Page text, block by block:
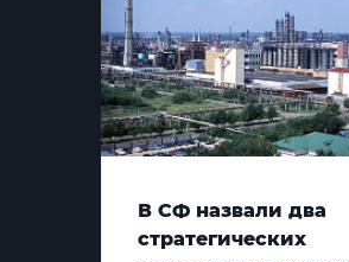
В СФ назвали два
стратегических